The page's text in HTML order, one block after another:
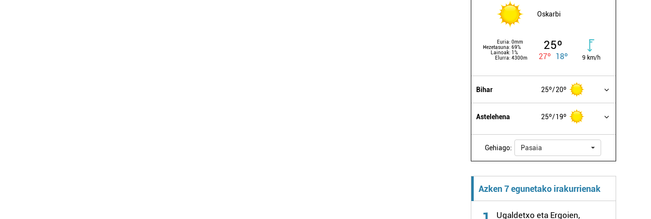
Oskarbi
Euria: 0mm
Hezetasuna: 69%
Lainoak: 1%
Elurra: 4300m
25º
27º 18º 9 km/h
Bihar 25º 20º
Astelehena 25º 19º
Gehiago: Pasaia
Azken 7 egunetako irakurrienak
Ugaldetxo eta Ergoien,